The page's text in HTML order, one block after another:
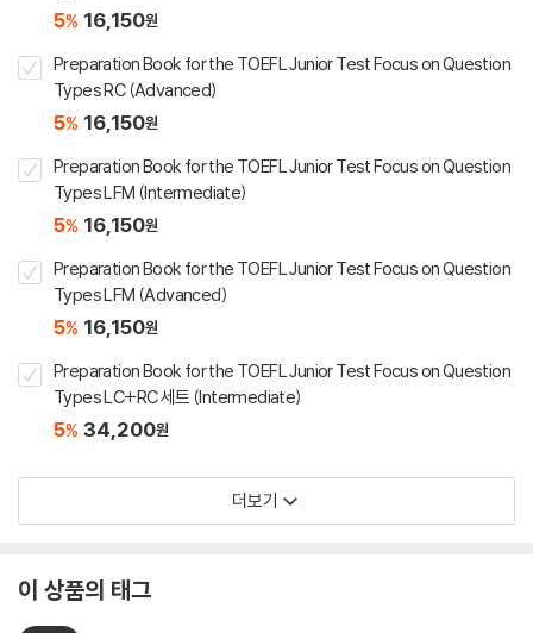
5% 16,150원
Preparation Book for the TOEFL Junior Test Focus on Question
Types RC (Advanced)
5% 16,150원
Preparation Book for the TOEFL Junior Test Focus on Question
Types LFM (Intermediate)
5% 16,150원
Preparation Book for the TOEFL Junior Test Focus on Question
Types LFM (Advanced)
5% 16,150원
Preparation Book for the TOEFL Junior Test Focus on Question
Types LC+RC 세트 (Intermediate)
5% 34,200원
더보기
이 상품의 태그